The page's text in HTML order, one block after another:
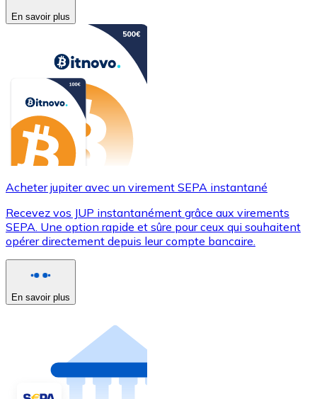
En savoir plus
Acheter jupiter avec un virement SEPA instantané
Recevez vos JUP instantanément grâce aux virements
SEPA. Une option rapide et sûre pour ceux qui souhaitent
opérer directement depuis leur compte bancaire.
En savoir plus